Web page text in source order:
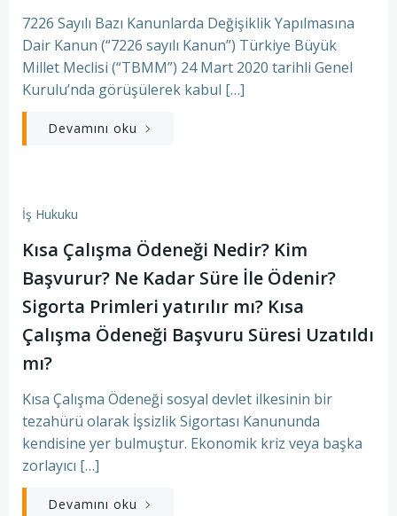
7226 Sayılı Bazı Kanunlarda Değişiklik Yapılmasına
Dair Kanun (“7226 sayılı Kanun”) Türkiye Büyük
Millet Meclisi (“TBMM”) 24 Mart 2020 tarihli Genel
Kurulu’nda görüşülerek kabul […]
Devamını oku
İş Hukuku
Kısa Çalışma Ödeneği Nedir? Kim
Başvurur? Ne Kadar Süre İle Ödenir?
Sigorta Primleri yatırılır mı? Kısa
Çalışma Ödeneği Başvuru Süresi Uzatıldı
mı?
Kısa Çalışma Ödeneği sosyal devlet ilkesinin bir
tezahürü olarak İşsizlik Sigortası Kanununda
kendisine yer bulmuştur. Ekonomik kriz veya başka
zorlayıcı […]
Devamını oku